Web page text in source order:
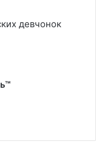
девчонок